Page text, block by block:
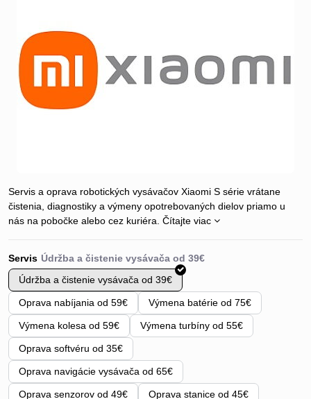
Servis a oprava robotických vysávačov Xiaomi S série vrátane
čistenia, diagnostiky a výmeny opotrebovaných dielov priamo u
nás na pobočke alebo cez kuriéra. Čítajte viac
Servis
Údržba a čistenie vysávača od 39€
Oprava nabíjania od 59€ Výmena batérie od 75€
Výmena kolesa od 59€ Výmena turbíny od 55€
Oprava softvéru od 35€
Oprava navigácie vysávača od 65€
Oprava senzorov od 49€ Oprava stanice od 45€